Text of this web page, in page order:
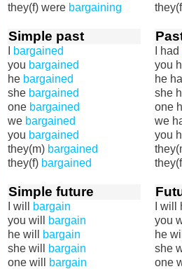
they(f) were bargaining
Simple past
bargained
you bargained
he bargained
she bargained
one bargained
we bargained
you bargained
they(m) bargained
they(f) bargained
I had
you
he
she
one
we
you
Simple future
I will
bargain
you will
bargain
he will
bargain
she will
bargain
one will
bargain
I will
you
he
she
one